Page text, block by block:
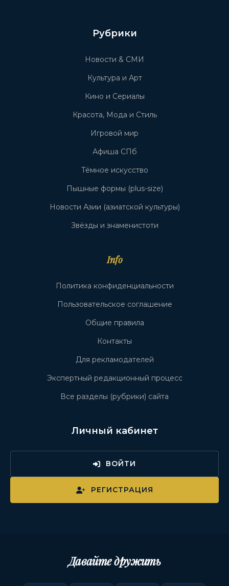
Рубрики
Новости & СМИ
Культура и Арт
Кино и Сериалы
Красота, Мода и Стиль
Игровой мир
Афиша СПб
Тёмное искусство
Пышные формы (plus-size)
Новости Азии (азиатской культуры)
Звёзды и знаменистоти
Info
Политика конфиденциальности
Пользовательское соглашение
Общие правила
Контакты
Для рекламодателей
Экспертный редакционный процесс
Все разделы (рубрики) сайта
Личный кабинет
ВОЙТИ
РЕГИСТРАЦИЯ
Давайте дружить